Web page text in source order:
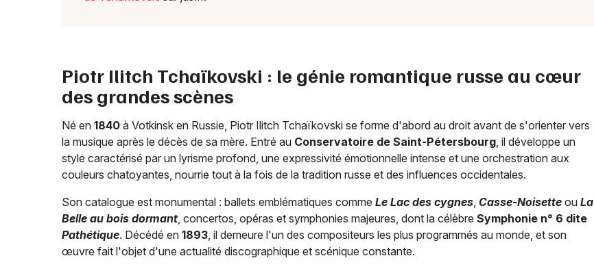
Piotr Ilitch Tchaïkovski : le génie romantique russe au cœur
des grandes scènes
Né en 1840 à Votkinsk en Russie, Piotr Ilitch Tchaïkovski se forme d'abord au droit avant de s'orienter vers
la musique après le décès de sa mère. Entré au Conservatoire de Saint-Pétersbourg, il développe un
style caractérisé par un lyrisme profond, une expressivité émotionnelle intense et une orchestration aux
couleurs chatoyantes, nourrie tout à la fois de la tradition russe et des influences occidentales.
Son catalogue est monumental : ballets emblématiques comme Le Lac des cygnes, Casse-Noisette ou La
Belle au bois dormant, concertos, opéras et symphonies majeures, dont la célèbre Symphonie n° 6 dite
Pathétique. Décédé en 1893, il demeure l'un des compositeurs les plus programmés au monde, et son
œuvre fait l'objet d'une actualité discographique et scénique constante.